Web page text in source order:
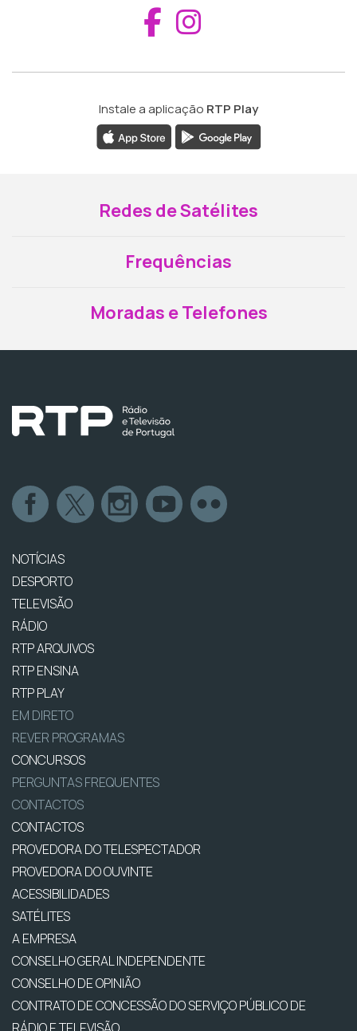
Aceder ao
Instale a aplicação RTP Play
Redes de Satélites
Frequências
Moradas e Telefones
NOTÍCIAS
DESPORTO
TELEVISÃO
RÁDIO
RTP ARQUIVOS
RTP ENSINA
RTP PLAY
EM DIRETO
REVER PROGRAMAS
CONCURSOS
PERGUNTAS FREQUENTES
CONTACTOS
CONTACTOS
PROVEDORA DO TELESPECTADOR
PROVEDORA DO OUVINTE
ACESSIBILIDADES
SATÉLITES
A EMPRESA
CONSELHO GERAL INDEPENDENTE
CONSELHO DE OPINIÃO
CONTRATO DE CONCESSÃO DO SERVIÇO PÚBLICO DE